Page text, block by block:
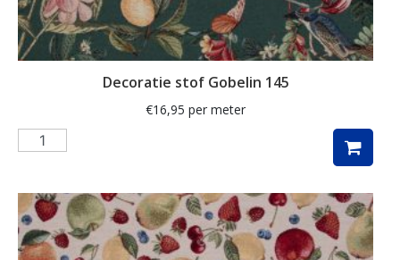
hijskraan
hollands
huizen
ijsbeer
indoor
Decoratie stof Gobelin 145
€16,95 per meter